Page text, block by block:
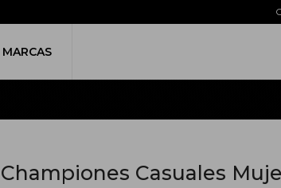
MARCAS
Championes Casuales